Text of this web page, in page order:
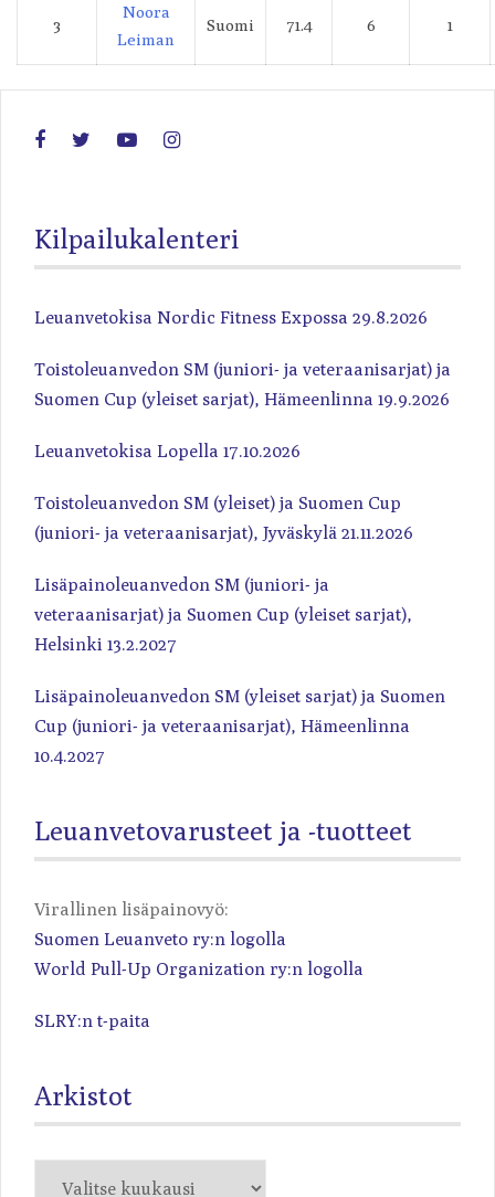
3
Noora
Leiman
Suomi 71.4 6 1
Kilpailukalenteri
Leuanvetokisa Nordic Fitness Expossa 29.8.2026
Toistoleuanvedon SM (juniori- ja veteraanisarjat) ja
Suomen Cup (yleiset sarjat), Hämeenlinna 19.9.2026
Leuanvetokisa Lopella 17.10.2026
Toistoleuanvedon SM (yleiset) ja Suomen Cup
(juniori- ja veteraanisarjat), Jyväskylä 21.11.2026
Lisäpainoleuanvedon SM (juniori- ja
veteraanisarjat) ja Suomen Cup (yleiset sarjat),
Helsinki 13.2.2027
Lisäpainoleuanvedon SM (yleiset sarjat) ja Suomen
Cup (juniori- ja veteraanisarjat), Hämeenlinna
10.4.2027
Leuanvetovarusteet ja -tuotteet
Virallinen lisäpainovyö:
Suomen Leuanveto ry:n logolla
World Pull-Up Organization ry:n logolla
SLRY:n t-paita
Arkistot